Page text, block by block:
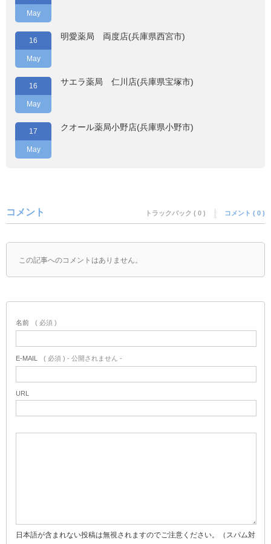
May
16
May
明愛薬局 両度店(兵庫県西宮市)
16
May
サエラ薬局 仁川店(兵庫県宝塚市)
17
May
クオール薬局小野店(兵庫県小野市)
コメント トラックバック ( 0 ) コメント ( 0 )
この記事へのコメントはありません。
名前 ( 必須 )
E-MAIL ( 必須 ) - 公開されません -
URL
日本語が含まれない投稿は無視されますのでご注意ください。（スパム対